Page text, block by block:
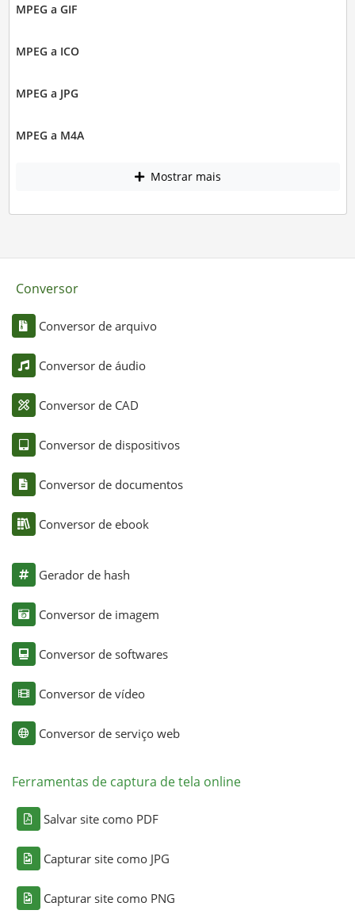
MPEG a GIF
MPEG a ICO
MPEG a JPG
MPEG a M4A
Mostrar mais
Conversor
Conversor de arquivo
Conversor de áudio
Conversor de CAD
Conversor de dispositivos
Conversor de documentos
Conversor de ebook
Gerador de hash
Conversor de imagem
Conversor de softwares
Conversor de vídeo
Conversor de serviço web
Ferramentas de captura de tela online
Salvar site como PDF
Capturar site como JPG
Capturar site como PNG